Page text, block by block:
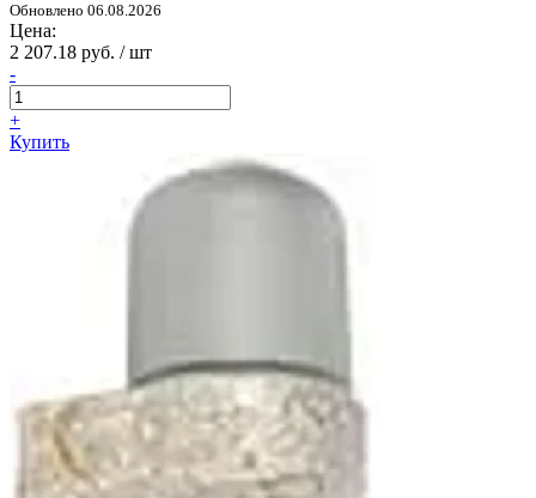
Обновлено 06.08.2026
Цена:
2 207.18 руб. / шт
-
+
Купить